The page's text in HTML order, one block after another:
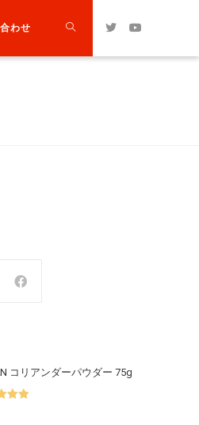
わせ
コリアンダーパウダー 75g